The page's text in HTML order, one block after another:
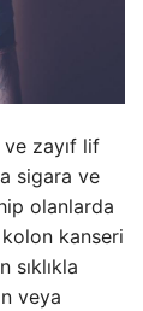
ve zayıf lif
sigara ve
olanlarda
kanseri
sıklıkla
veya